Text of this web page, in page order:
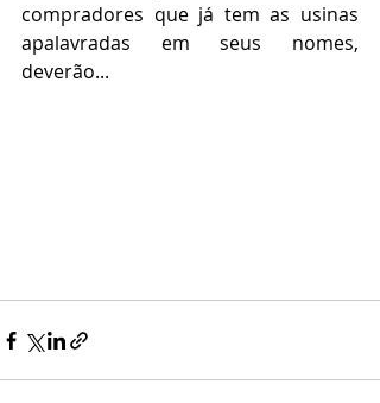
compradores que já tem as usinas
apalavradas em seus nomes,
deverão...